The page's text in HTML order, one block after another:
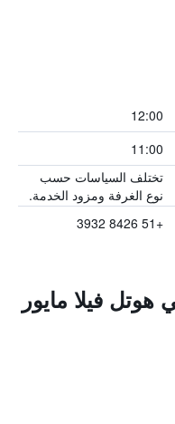
12:00
11:00
تختلف السياسات حسب
نوع الغرفة ومزود الخدمة.
+51 8426 3932
هوتل فيلا مايور